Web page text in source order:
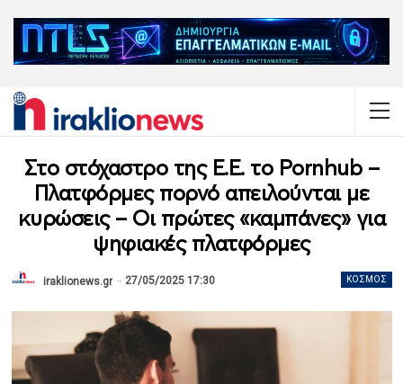
Στο στόχαστρο της Ε.Ε. το Pornhub –
Πλατφόρμες πορνό απειλούνται με
κυρώσεις – Οι πρώτες «καμπάνες» για
ψηφιακές πλατφόρμες
ΚΌΣΜΟΣ
iraklionews.gr 27/05/2025 17:30